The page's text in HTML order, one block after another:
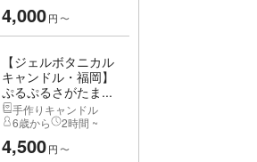
4,000円 〜
【ジェルボタニカル
キャンドル・福岡】
ぷるぷるさがたま...
手作りキャンドル
6歳から
2時間 ~
4,500円 〜